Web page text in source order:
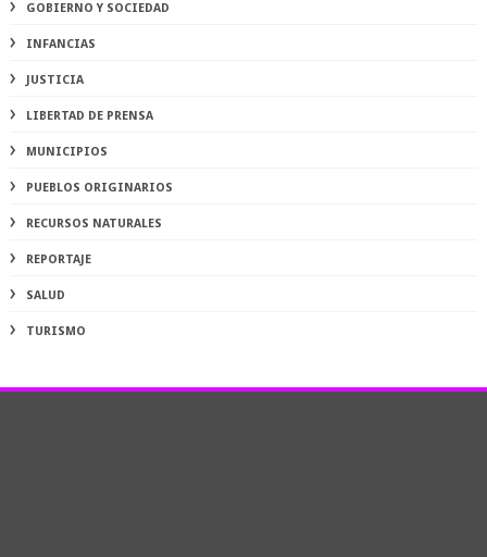
GOBIERNO Y SOCIEDAD
INFANCIAS
JUSTICIA
LIBERTAD DE PRENSA
MUNICIPIOS
PUEBLOS ORIGINARIOS
RECURSOS NATURALES
REPORTAJE
SALUD
TURISMO